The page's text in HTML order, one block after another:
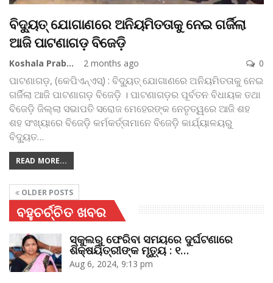
ବିଦ୍ୟୁତ୍‌ ଯୋଗାଣରେ ଅନିୟମିତତାକୁ ନେଇ ଗର୍ଜିଲା
ଆଜି ପାଟଣାଗଡ଼ ବିଜେଡ଼ି
Koshala Prabaha 2 months ago 0
ପାଟଣାଗଡ଼, (କେପିଏନ୍‌ଏସ୍‌) : ବିଦ୍ୟୁତ୍‌ ଯୋଗାଣରେ ଅନିୟମିତତାକୁ ନେଇ
ଗର୍ଜିଲା ଆଜି ପାଟଣାଗଡ଼ ବିଜେଡ଼ି । ପାଟଣାଗଡ଼ର ପୂର୍ବତନ ବିଧାୟକ ତଥା
ବିଜେଡ଼ି ଜିଲ୍ଲା ସଭାପତି ସରୋଜ ମେହେରଙ୍କ ନେତୃତ୍ୱରେ ଆଜି ଶହ
ଶହ ସଂଖ୍ୟାରେ ବିଜେଡ଼ି କର୍ମକର୍ତ୍ତାମାନେ ବିଜେଡ଼ି କାର୍ଯ୍ୟାଳୟରୁ
ବିଦ୍ୟୁତ…
READ MORE...
OLDER POSTS
ବହୁଚର୍ଚ୍ଚିତ ଖବର
ସ୍କୁଲରୁ ଫେରିବା ସମୟରେ ଦୁର୍ଘଟଣାରେ
ଶିକ୍ଷୟିତ୍ରୀଙ୍କ ମୃତ୍ୟୁ : ୧…
Aug 6, 2024, 9:13 pm